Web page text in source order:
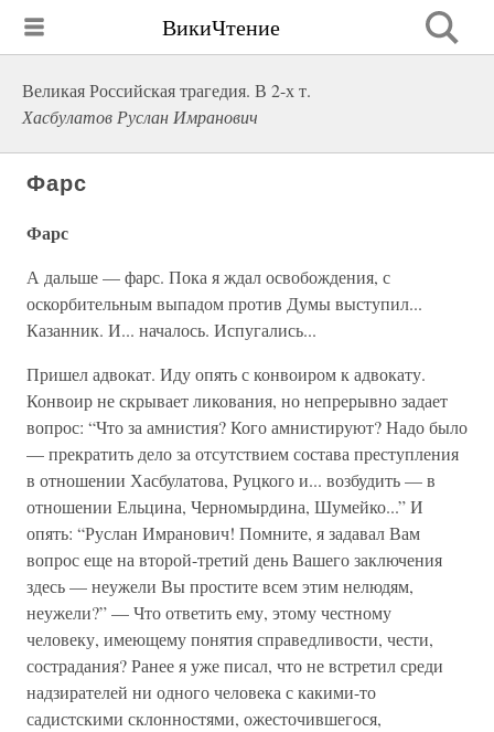
ВикиЧтение
Великая Российская трагедия. В 2-х т.
Хасбулатов Руслан Имранович
Фарс
Фарс
А дальше — фарс. Пока я ждал освобождения, с
оскорбительным выпадом против Думы выступил...
Казанник. И... началось. Испугались...
Пришел адвокат. Иду опять с конвоиром к адвокату.
Конвоир не скрывает ликования, но непрерывно задает
вопрос: “Что за амнистия? Кого амнистируют? Надо было
— прекратить дело за отсутствием состава преступления
в отношении Хасбулатова, Руцкого и... возбудить — в
отношении Ельцина, Черномырдина, Шумейко...” И
опять: “Руслан Имранович! Помните, я задавал Вам
вопрос еще на второй-третий день Вашего заключения
здесь — неужели Вы простите всем этим нелюдям,
неужели?” — Что ответить ему, этому честному
человеку, имеющему понятия справедливости, чести,
сострадания? Ранее я уже писал, что не встретил среди
надзирателей ни одного человека с какими-то
садистскими склонностями, ожесточившегося,